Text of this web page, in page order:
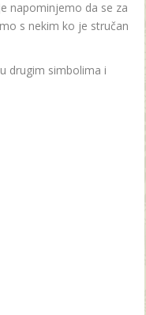
napominjemo da se za
s nekim ko je stručan
drugim simbolima i